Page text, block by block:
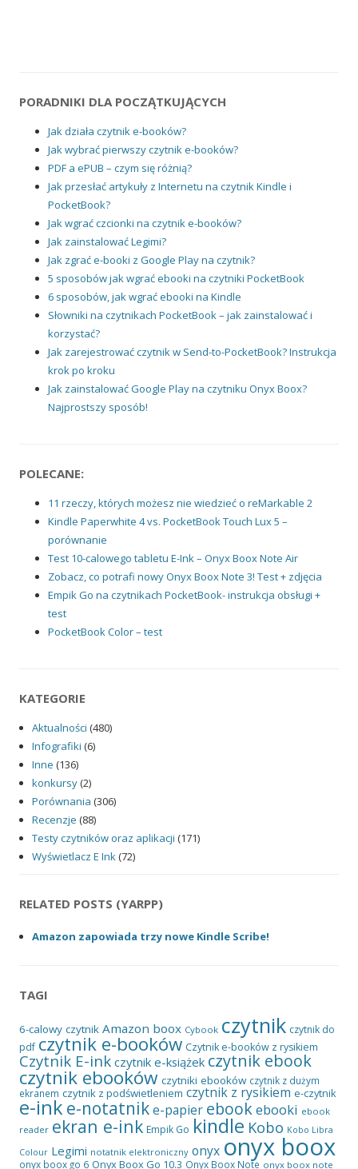
PORADNIKI DLA POCZĄTKUJĄCYCH
Jak działa czytnik e-booków?
Jak wybrać pierwszy czytnik e-booków?
PDF a ePUB – czym się różnią?
Jak przesłać artykuły z Internetu na czytnik Kindle i
PocketBook?
Jak wgrać czcionki na czytnik e-booków?
Jak zainstalować Legimi?
Jak zgrać e-booki z Google Play na czytnik?
5 sposobów jak wgrać ebooki na czytniki PocketBook
6 sposobów, jak wgrać ebooki na Kindle
Słowniki na czytnikach PocketBook – jak zainstalować i
korzystać?
Jak zarejestrować czytnik w Send-to-PocketBook? Instrukcja
krok po kroku
Jak zainstalować Google Play na czytniku Onyx Boox?
Najprostszy sposób!
POLECANE:
11 rzeczy, których możesz nie wiedzieć o reMarkable 2
Kindle Paperwhite 4 vs. PocketBook Touch Lux 5 –
porównanie
Test 10-calowego tabletu E-Ink – Onyx Boox Note Air
Zobacz, co potrafi nowy Onyx Boox Note 3! Test + zdjęcia
Empik Go na czytnikach PocketBook- instrukcja obsługi +
test
PocketBook Color – test
KATEGORIE
Aktualności (480)
Infografiki (6)
Inne (136)
konkursy(2)
Porównania (306)
Recenzje (88)
Testy czytników oraz aplikacji (171)
Wyświetlacz E Ink(72)
RELATED POSTS (YARPP)
Amazon zapowiada trzy nowe Kindle Scribe!
TAGI
6-calowy czytnik Amazon boox Cybook czytnik czytnik do
pdf czytnik e-booków Czytnik e-booków z rysikiem
Czytnik E-ink czytnik e-książek czytnik ebook
czytnik ebooków czytniki ebooków czytnik z dużym
ekranem czytnik z podświetleniem czytnik z rysikiem e-czytnik
e-ink e-notatnike-papier ebookebooki ebook
reader ekran e-ink Empik Go kindle Kobo Kobo Libra
Colour Legimi notatnik elektroniczny onyx onyx boox
onyx boox go 6 Onyx Boox Go 10.3 Onyx Boox Note onyx boox note